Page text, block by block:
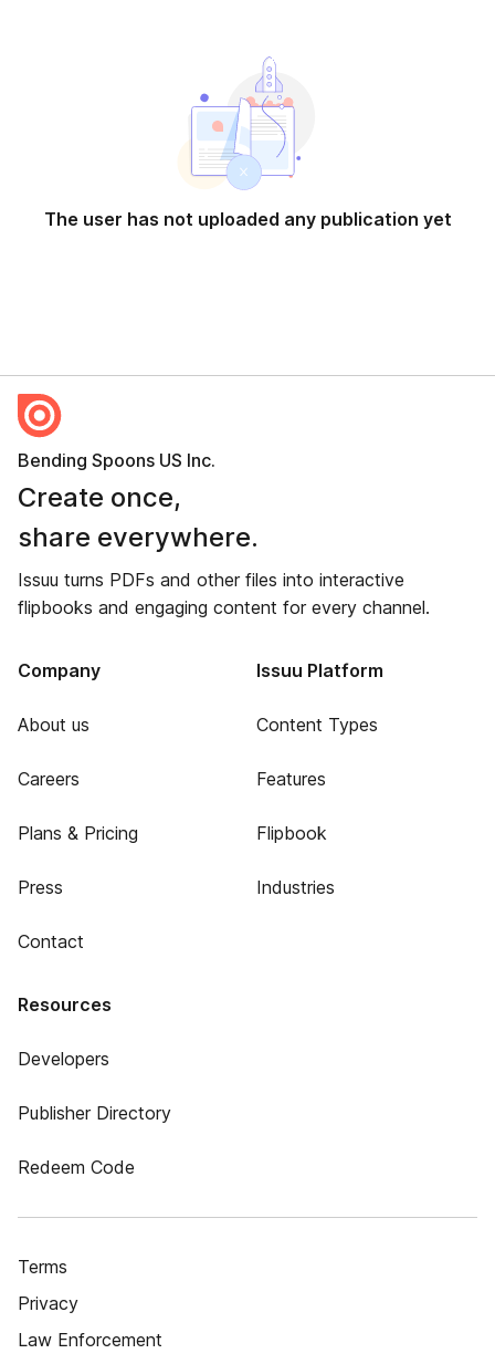
The user has not uploaded any publication yet
Bending Spoons US Inc.
Create once,
share everywhere.
Issuu turns PDFs and other files into interactive
flipbooks and engaging content for every channel.
Company
About us
Careers
Plans & Pricing
Press
Contact
Issuu Platform
Content Types
Features
Flipbook
Industries
Resources
Developers
Publisher Directory
Redeem Code
Terms
Privacy
Law Enforcement